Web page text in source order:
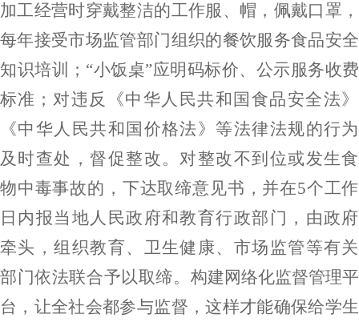
加工经营时穿戴整洁的工作服、帽，佩戴口罩，
每年接受市场监管部门组织的餐饮服务食品安全
知识培训
； “小饭桌”应明码标价、 公示服务收费
标准； 对违反《中华人民共和国食品安全法》
《中华人民共和国价格法》等法律法规的行为
及时查处，督促整改。对整改不到位或发生食
物中毒事故的，下达取缔意见书，并在5个工作
日内报当地人民政府和教育行政部门，由政府
牵头，组织教育、卫生健康、 市场 监管等有关
部门依法联合予以取缔。 构建网络化监督管理平
台，让全社会都参与监督，这样才能确保给学生